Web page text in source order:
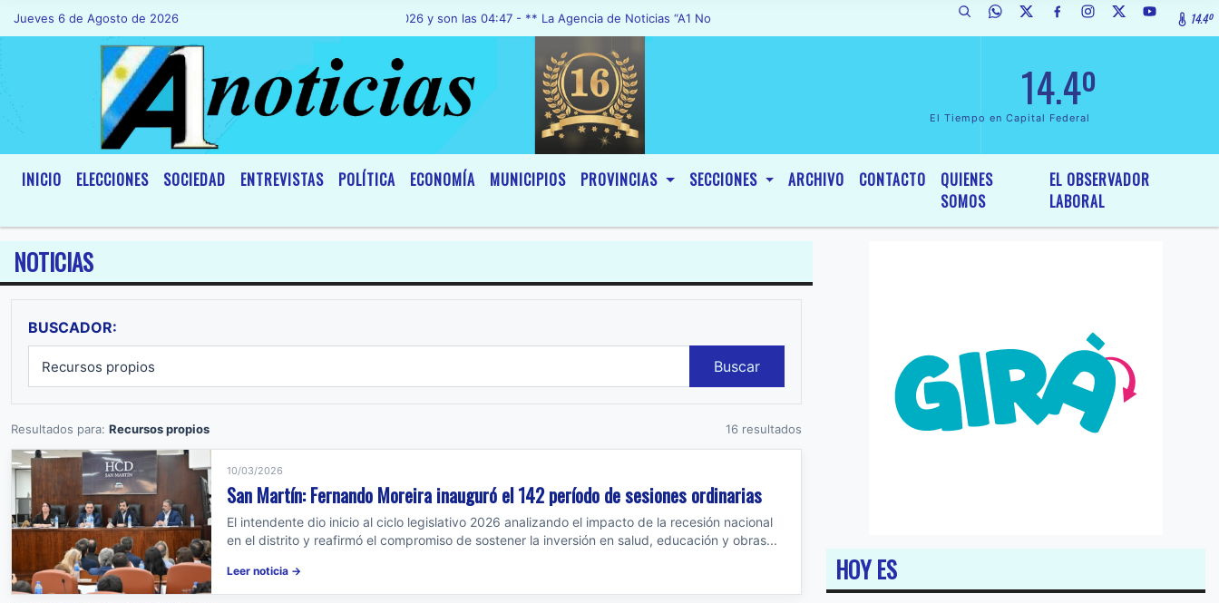
Jueves 6 de Agosto de 2026Hoy es Jueves 6 de Agosto de 2026 y son las 04:47 - ** La Agencia de Noticias “A1 Noticias”, fue declarada de Interés General y Legislativo, por Ordenanza Nº 6236/19 del HCD de 14.4º
14.4º
El Tiempo en Capital Federal
INICIO ELECCIONES SOCIEDAD ENTREVISTAS POLÍTICA ECONOMÍA MUNICIPIOS PROVINCIAS SECCIONES ARCHIVO CONTACTO
QUIENES
SOMOS
EL OBSERVADOR
LABORAL
NOTICIAS
BUSCADOR:
Buscar
Resultados para: Recursos propios 16 resultados
10/03/2026
San Martín: Fernando Moreira inauguró el 142 período de sesiones ordinarias
El intendente dio inicio al ciclo legislativo 2026 analizando el impacto de la recesión nacional
en el distrito y reafirmó el compromiso de sostener la inversión en salud, educación y obras...
Leer noticia → HOY ES